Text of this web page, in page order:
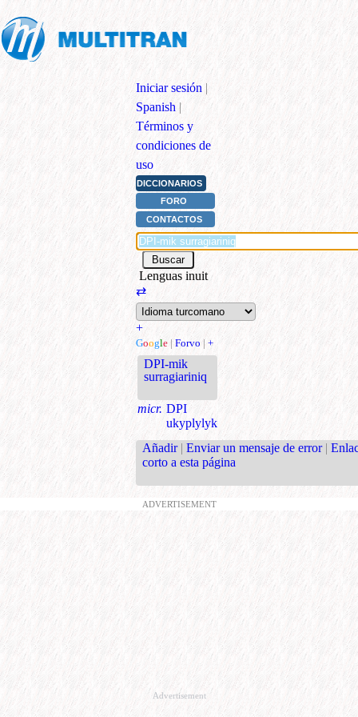
Iniciar sesión |
Spanish |
Términos y
condiciones de
uso
DICCIONARIOS
FORO
CONTACTOS
Lenguas inuit
⇄
+
Google | Forvo | +
DPI-mik
surragiariniq
micr. DPI
ukyplylyk
Añadir | Enviar un mensaje de error |
corto a esta página
ADVERTISEMENT
Advertisement